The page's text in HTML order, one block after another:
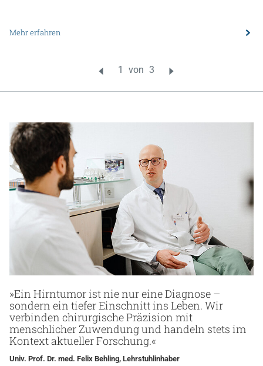
Mehr erfahren
»Ein Hirntumor ist nie nur eine Diagnose –
sondern ein tiefer Einschnitt ins Leben. Wir
verbinden chirurgische Präzision mit
menschlicher Zuwendung und handeln stets im
Kontext aktueller Forschung.«
Univ. Prof. Dr. med. Felix Behling, Lehrstuhlinhaber